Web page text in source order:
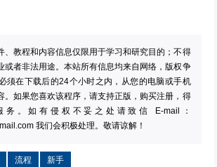
、教程和内容信息仅限用于学习和研究目的；不得
或者非法用途。本站所有信息均来自网络，版权争
须在下载后的24个小时之内，从您的电脑或手机
。如果您喜欢该程序，请支持正版，购买注册，得
务。如有侵权不妥之处请致信 E-mail：
我们会积极处理。敬请谅解！
流程 新手